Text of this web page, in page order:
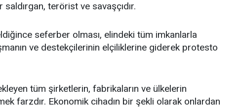
terörist ve savaşçıdır.
seferber olması, elindeki tüm imkanlarla
ve destekçilerinin elçiliklerine giderek protesto
tüm şirketlerin, fabrikaların ve ülkelerin
farzdır. Ekonomik cihadın bir şekli olarak onlardan